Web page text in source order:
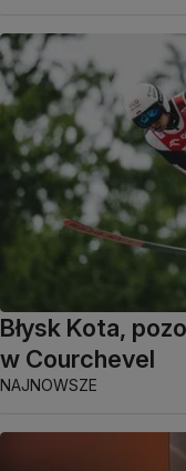
Błysk Kota,
w Courchevel
NAJNOWSZE